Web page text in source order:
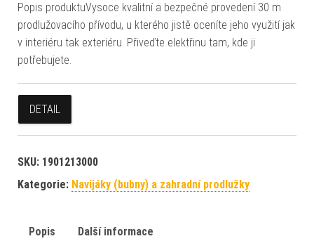
Popis produktuVysoce kvalitní a bezpečné provedení 30 m
prodlužovacího přívodu, u kterého jistě oceníte jeho využití jak
v interiéru tak exteriéru. Přiveďte elektřinu tam, kde ji
potřebujete.
DETAIL
SKU: 1901213000
Kategorie: Navijáky (bubny) a zahradní prodlužky
Popis Další informace